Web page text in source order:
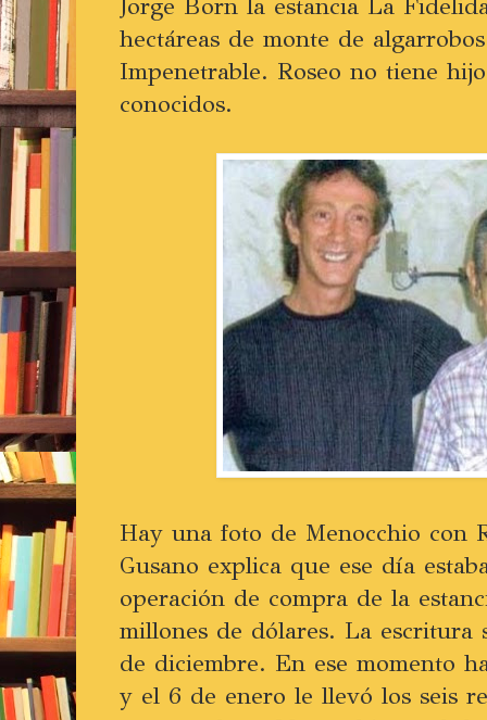
Jorge Born la estancia La
hectáreas de monte de
Impenetrable. Roseo no tiene
conocidos.
Hay una foto de Menocchio con
Gusano explica que ese día
operación de compra de la
millones de dólares. La escritura
de diciembre. En ese momento
y el 6 de enero le llevó los seis